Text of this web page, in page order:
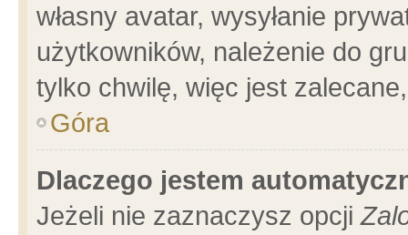
własny avatar, wysyłanie
użytkowników, należenie do
tylko chwilę, więc jest
Góra
Dlaczego jestem
Jeżeli nie zaznaczysz opcji